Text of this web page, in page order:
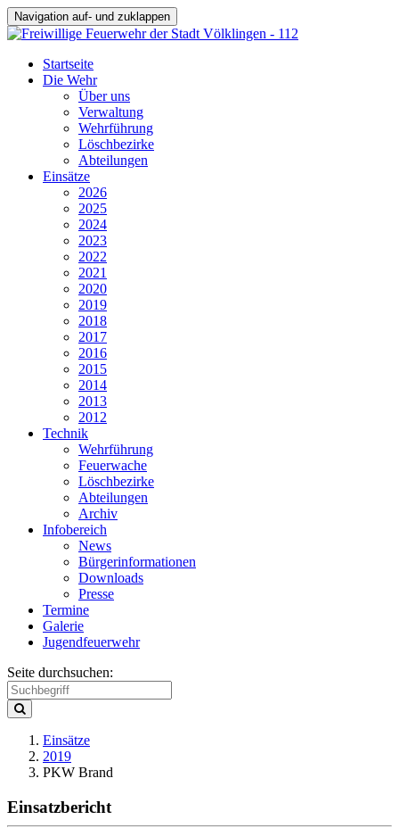
Navigation auf- und zuklappen
Startseite
Die Wehr
Über uns
Verwaltung
Wehrführung
Löschbezirke
Abteilungen
Einsätze
2026
2025
2024
2023
2022
2021
2020
2019
2018
2017
2016
2015
2014
2013
2012
Technik
Wehrführung
Feuerwache
Löschbezirke
Abteilungen
Archiv
Infobereich
News
Bürgerinformationen
Downloads
Presse
Termine
Galerie
Jugendfeuerwehr
Seite durchsuchen:
Einsätze
2019
PKW Brand
Einsatzbericht